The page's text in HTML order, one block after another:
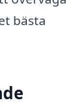
bästa